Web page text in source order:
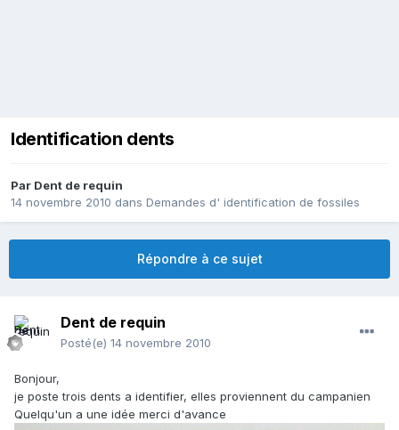
Identification dents
Par Dent de requin
14 novembre 2010 dans Demandes d' identification de fossiles
Répondre à ce sujet
Dent de requin
Posté(e) 14 novembre 2010
Bonjour,
je poste trois dents a identifier, elles proviennent du campanien
Quelqu'un a une idée merci d'avance